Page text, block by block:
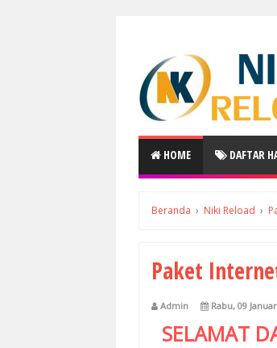
HOME DAFTAR
Beranda › Niki Reload ›
Paket
Admin Rabu, 09
SELAMAT